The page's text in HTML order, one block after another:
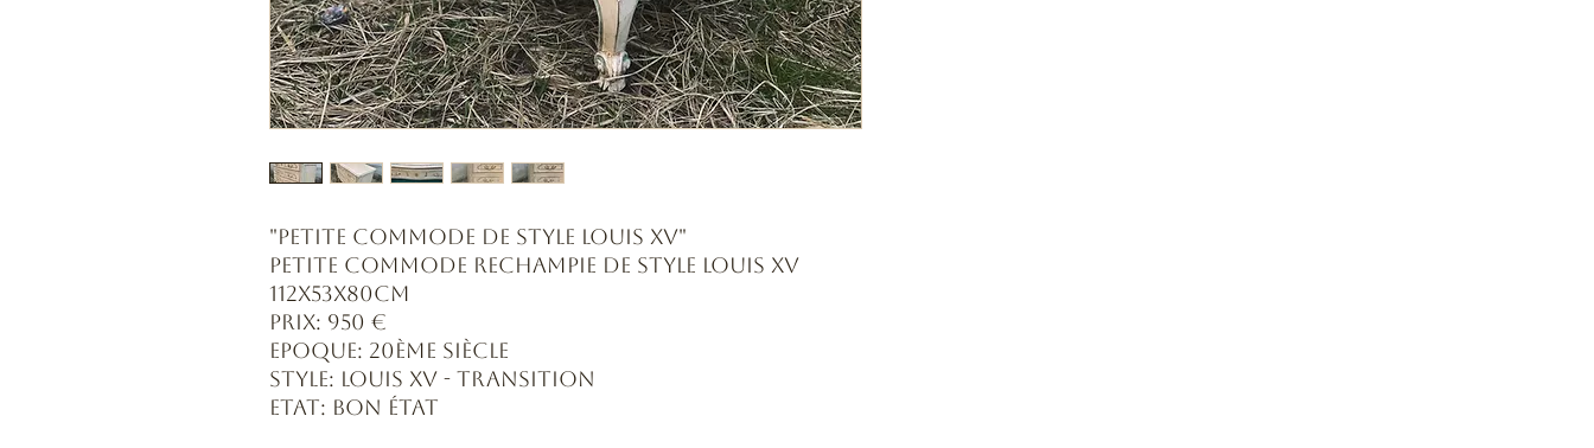
"Petite Commode De Style Louis XV"
Petite commode rechampie de style Louis XV
112x53x80cm
Prix: 950 €
Epoque: 20ème siècle
Style: Louis XV - Transition
Etat: Bon état